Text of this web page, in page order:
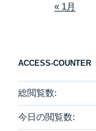
« 1月
ACCESS-COUNTER
総閲覧数:
今日の閲覧数: